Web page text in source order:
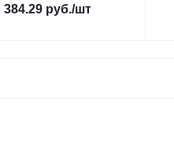
384.29 руб./шт